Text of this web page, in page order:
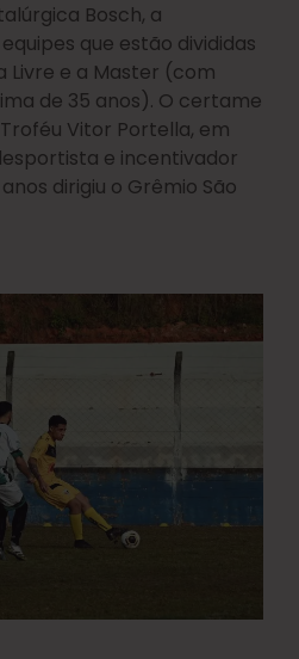
Bosch, a
que estão divididas
Livre e a Master (com
de 35 anos). O certame
Vitor Portella, em
e incentivador
dirigiu o Grêmio São